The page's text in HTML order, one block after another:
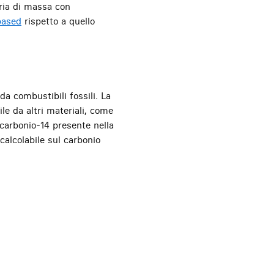
di massa con
rispetto a quello
combustibili fossili. La
da altri materiali, come
14 presente nella
sul carbonio